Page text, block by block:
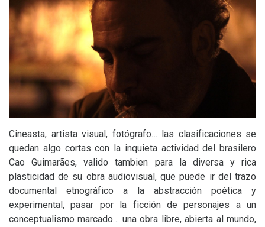
Cineasta, artista visual, fotógrafo… las clasificaciones se
quedan algo cortas con la inquieta actividad del brasilero
Cao Guimarães, valido tambien para la diversa y rica
plasticidad de su obra audiovisual, que puede ir del trazo
documental etnográfico a la abstracción poética y
experimental, pasar por la ficción de personajes a un
conceptualismo marcado… una obra libre, abierta al mundo,